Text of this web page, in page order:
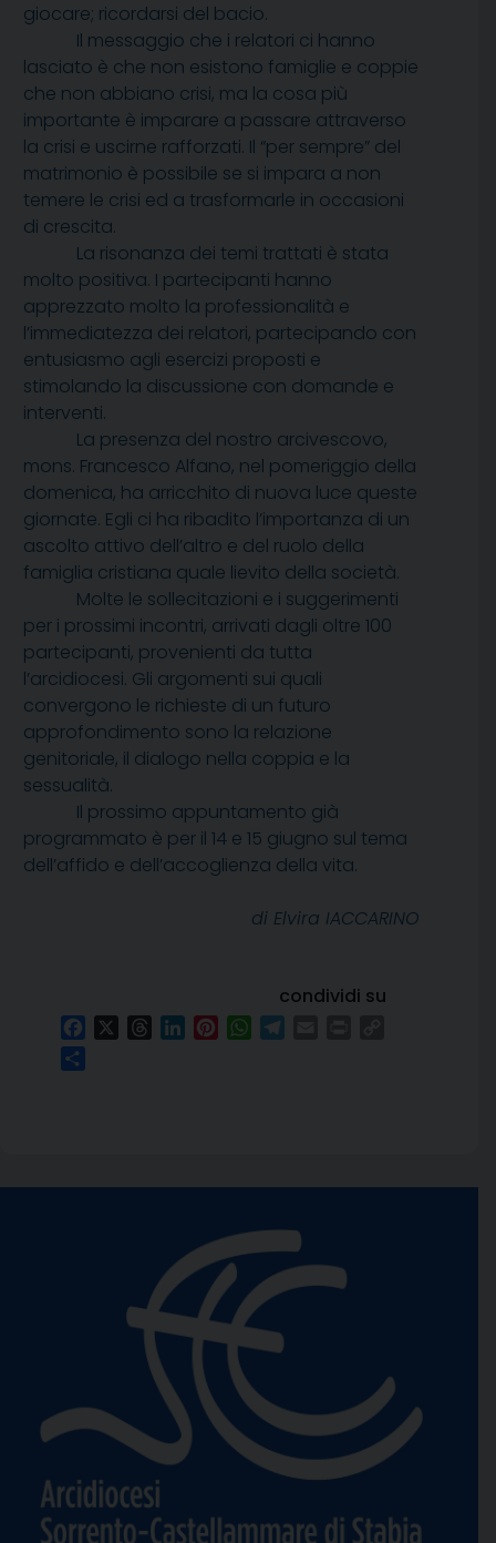
giocare; ricordarsi del bacio.
Il messaggio che i relatori ci hanno
lasciato è che non esistono famiglie e coppie
che non abbiano crisi, ma la cosa più
importante è imparare a passare attraverso
la crisi e uscirne rafforzati. Il “per sempre” del
matrimonio è possibile se si impara a non
temere le crisi ed a trasformarle in occasioni
di crescita.
La risonanza dei temi trattati è stata
molto positiva. I partecipanti hanno
apprezzato molto la professionalità e
l’immediatezza dei relatori, partecipando con
entusiasmo agli esercizi proposti e
stimolando la discussione con domande e
interventi.
La presenza del nostro arcivescovo,
mons. Francesco Alfano, nel pomeriggio della
domenica, ha arricchito di nuova luce queste
giornate. Egli ci ha ribadito l’importanza di un
ascolto attivo dell’altro e del ruolo della
famiglia cristiana quale lievito della società.
Molte le sollecitazioni e i suggerimenti
per i prossimi incontri, arrivati dagli oltre 100
partecipanti, provenienti da tutta
l’arcidiocesi. Gli argomenti sui quali
convergono le richieste di un futuro
approfondimento sono la relazione
genitoriale, il dialogo nella coppia e la
sessualità.
Il prossimo appuntamento già
programmato è per il 14 e 15 giugno sul tema
dell’affido e dell’accoglienza della vita.
di Elvira IACCARINO
condividi su
FacebookThreadsLinkedInPinterestWhatsApp